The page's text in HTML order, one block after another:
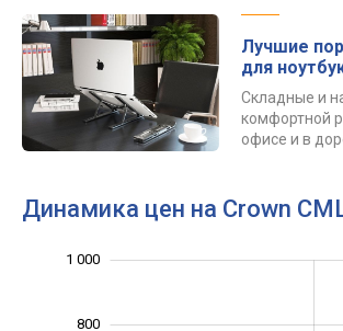
Лучшие
для
Складные и
комфортной
офисе и в
Динамика цен на Crown
800
1 000